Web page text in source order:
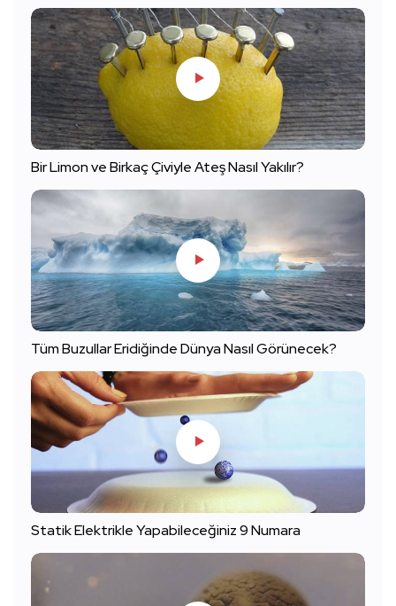
Bir Limon ve Birkaç Çiviyle Ateş Nasıl Yakılır?
Tüm Buzullar Eridiğinde Dünya Nasıl Görünecek?
Statik Elektrikle Yapabileceğiniz 9 Numara